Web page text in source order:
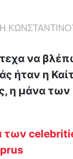
να
ήταν η
η μάνα των
των